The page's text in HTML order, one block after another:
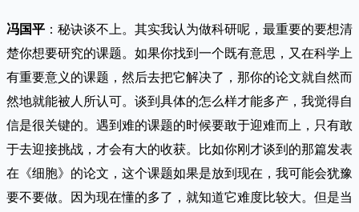
冯国平 ：秘诀谈不上。其实我认为做科研呢，最重要的要想清
楚你想要研究的课题。如果你找到一个既有意思，又在科学上
有重要意义的课题，然后去把它解决了，那你的论文就自然而
然地就能被人所认可。谈到具体的怎么样才能多产，我觉得自
信是很关键的。遇到难的课题的时候要敢于迎难而上，只有敢
于去迎接挑战，才会有大的收获。比如你刚才谈到的那篇发表
在《细胞》的论文，这个课题如果是放到现在，我可能会犹豫
要不要做。因为现在懂的多了，就知道它难度比较大。但是当